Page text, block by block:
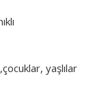
yaşlılar